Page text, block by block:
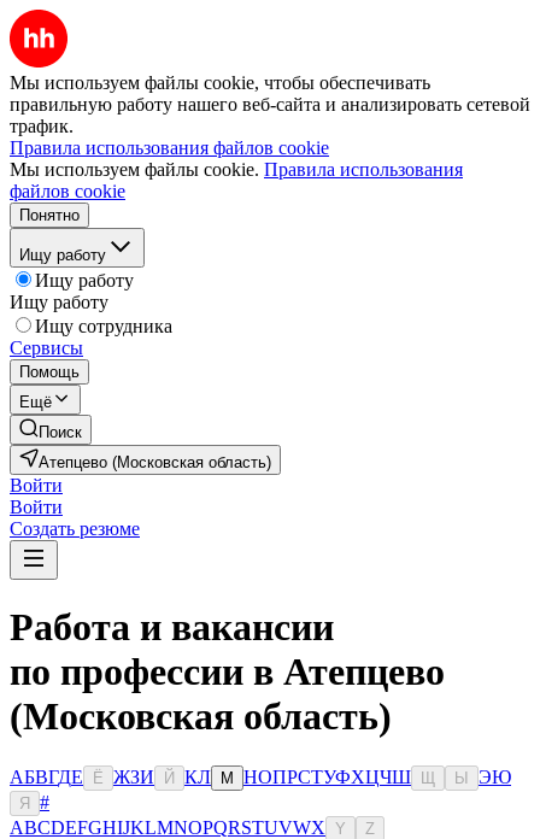
Мы используем файлы cookie, чтобы обеспечивать
правильную работу нашего веб-сайта и анализировать сетевой
трафик.
Правила использования файлов cookie
Мы используем файлы cookie. Правила использования
файлов cookie
Понятно
Ищу работу
Ищу работу
Ищу работу
Ищу сотрудника
Сервисы
Помощь
Ещё
Поиск
Атепцево (Московская область)
Войти
Войти
Создать резюме
Работа и вакансии
по профессии в Атепцево
(Московская область)
АБВГДЕ Ё ЖЗИ Й КЛ М НОПРСТУФХЦЧШ Ы ЭЮ
Я
#
ABCDEFGHIJKLMNOPQRSTUVWX Y Z